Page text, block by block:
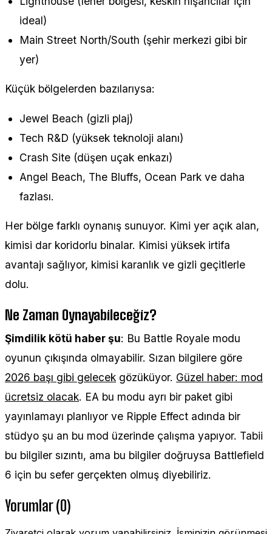
ideal)
Main Street North/South (şehir merkezi gibi bir
yer)
Küçük bölgelerden bazılarıysa:
Jewel Beach (gizli plaj)
Tech R&D (yüksek teknoloji alanı)
Crash Site (düşen uçak enkazı)
Angel Beach, The Bluffs, Ocean Park ve daha
fazlası.
Her bölge farklı oynanış sunuyor. Kimi yer açık alan,
kimisi dar koridorlu binalar. Kimisi yüksek irtifa
avantajı sağlıyor, kimisi karanlık ve gizli geçitlerle
dolu.
Ne Zaman Oynayabileceğiz?
Şimdilik kötü haber şu: Bu Battle Royale modu
oyunun çıkışında olmayabilir. Sızan bilgilere göre
2026 başı gibi gelecek gözüküyor. Güzel haber: mod
ücretsiz olacak. EA bu modu ayrı bir paket gibi
yayınlamayı planlıyor ve Ripple Effect adında bir
stüdyo şu an bu mod üzerinde çalışma yapıyor. Tabii
bu bilgiler sızıntı, ama bu bilgiler doğruysa Battlefield
6 için bu sefer gerçekten olmuş diyebiliriz.
Yorumlar (0)